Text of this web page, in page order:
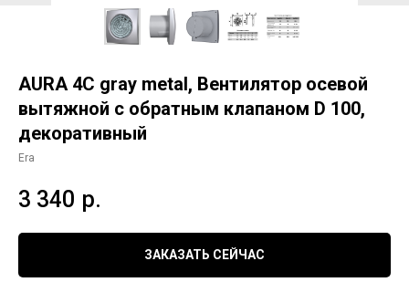
AURA 4C gray metal, Вентилятор осевой
вытяжной с обратным клапаном D 100,
декоративный
Era
3 340 р.
ЗАКАЗАТЬ СЕЙЧАС